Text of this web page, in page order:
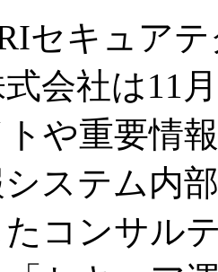
セキュアテ
会社は11
や重要情
ステム内
たコンサル